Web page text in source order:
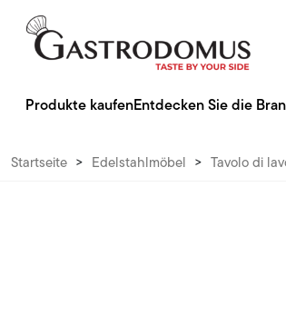
Produkte kaufenEntdecken Sie die
Startseite > Edelstahlmöbel > Tavolo di